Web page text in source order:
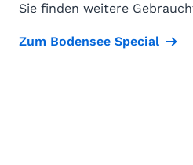
Sie finden weitere
Zum Bodensee Special